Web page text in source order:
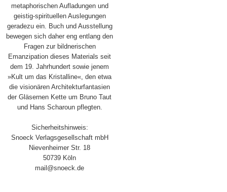
metaphorischen Aufladungen und
geistig-spirituellen Auslegungen
geradezu ein. Buch und Ausstellung
bewegen sich daher eng entlang den
Fragen zur bildnerischen
Emanzipation dieses Materials seit
dem 19. Jahrhundert sowie jenem
»Kult um das Kristalline«, den etwa
die visionären Architekturfantasien
der Gläsernen Kette um Bruno Taut
und Hans Scharoun pflegten.
Sicherheitshinweis:
Snoeck Verlagsgesellschaft mbH
Nievenheimer Str. 18
50739 Köln
mail@snoeck.de